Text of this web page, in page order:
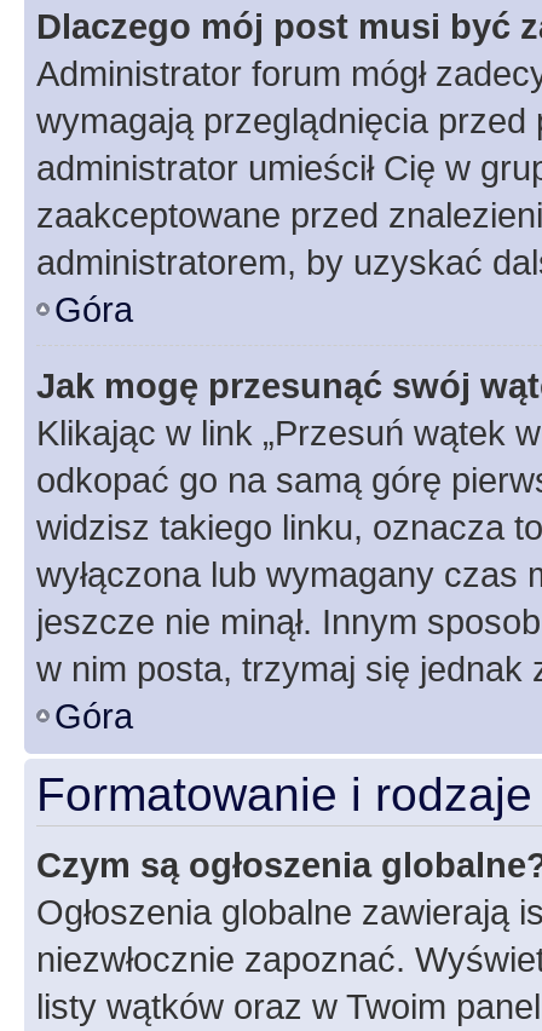
Dlaczego mój post musi być
Administrator forum mógł
wymagają przeglądnięcia
administrator umieścił Cię w
zaakceptowane przed
administratorem, by uzyskać
Góra
Jak mogę przesunąć swój
Klikając w link „Przesuń wątek
odkopać go na samą górę
widzisz takiego linku, oznacza
wyłączona lub wymagany czas
jeszcze nie minął. Innym
w nim posta, trzymaj się jednak
Góra
Formatowanie i
Czym są ogłoszenia
Ogłoszenia globalne zawierają
niezwłocznie zapoznać.
listy wątków oraz w Twoim